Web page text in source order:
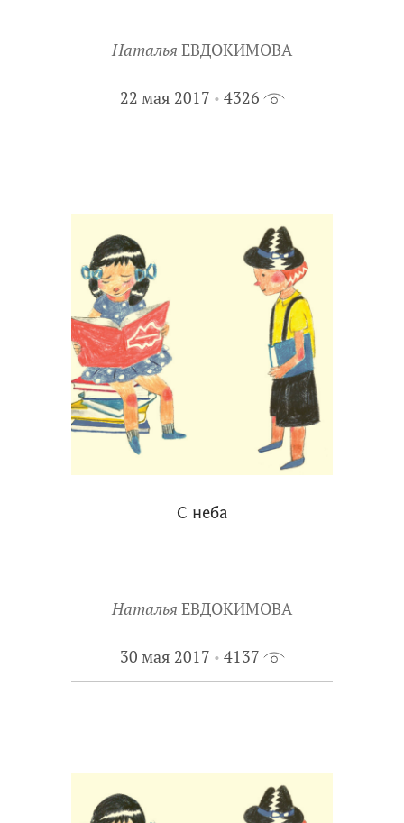
Наталья ЕВДОКИМОВА
22 мая 2017 4326
С неба
Наталья ЕВДОКИМОВА
30 мая 2017 4137